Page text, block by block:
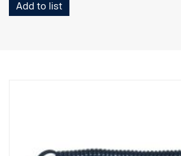
1 perävaunun pistoke, jossa on yksi kameraliitin
Add to list